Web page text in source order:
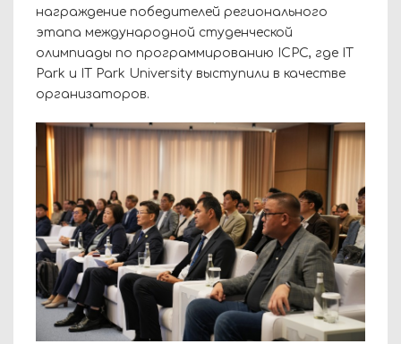
награждение победителей регионального
этапа международной студенческой
олимпиады по программированию ICPC, где IT
Park и IT Park University выступили в качестве
организаторов.